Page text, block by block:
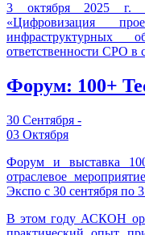
3 октября 2025 г.
«Цифровизация
ответственности СРО в
Форум: 100+
30 Сентября -
03 Октября
Форум и выставка
отраслевое
Экспо с 30 сентября по
В этом году АСКОН